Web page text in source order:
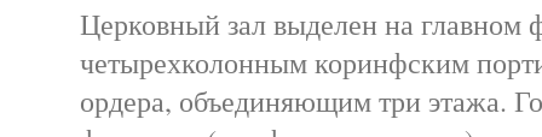
Церковный зал выделен на главном
четырехколонным коринфским
ордера, объединяющим три этажа.